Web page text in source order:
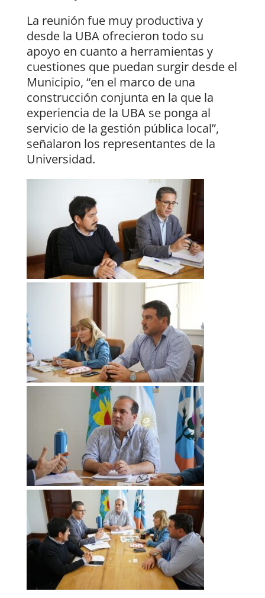
La reunión fue muy productiva y
desde la UBA ofrecieron todo su
apoyo en cuanto a herramientas y
cuestiones que puedan surgir desde el
Municipio, “en el marco de una
construcción conjunta en la que la
experiencia de la UBA se ponga al
servicio de la gestión pública local”,
señalaron los representantes de la
Universidad.